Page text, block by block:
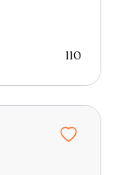
110